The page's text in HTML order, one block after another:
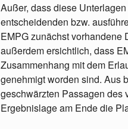
Außer, dass diese
entscheidenden bzw.
EMPG zunächst vorhandene
außerdem ersichtlich, dass
Zusammenhang mit dem
genehmigt worden sind. Aus
geschwärzten Passagen des
Ergebnislage am Ende die